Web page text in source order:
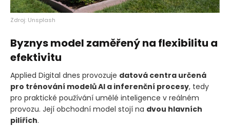
Zdroj: Unsplash
Byznys model zaměřený na flexibilitu a
efektivitu
Applied Digital dnes provozuje datová centra určená
pro trénování modelů AI a inferenční procesy, tedy
pro praktické používání umělé inteligence v reálném
provozu. Její obchodní model stojí na dvou hlavních
pilířích.